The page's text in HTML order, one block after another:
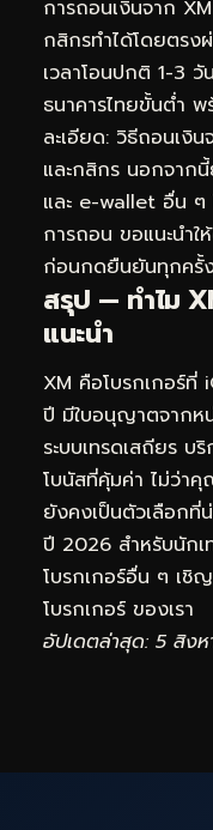
การถอนเงินจาก
กสิกรทำได้โดยตรง
เวลาโอนปกติ 1-3
ธนาคารไทยขั้นต่ำ พ
ละเอียด: วิธีถอนเงิ
และกสิกร นอกจาก
และ e-wallet อื่น ๆ
การถอน ขอแนะนำ
ก่อนกดยืนยันทุกครั้
สรุป — ทำไม
แนะนำ
XM คือโบรกเกอร์ที่
ปี มีใบอนุญาตจากห
ระบบเทรดเสถียร บ
โบนัสที่คุ้มค่า ไม่ว่าคุ
ยังคงเป็นตัวเลือกที่
ปี 2026 สำหรับนักเ
โบรกเกอร์อื่น ๆ เชิ
โบรกเกอร์ ของเรา
อัปเดตล่าสุด: 5 สิง